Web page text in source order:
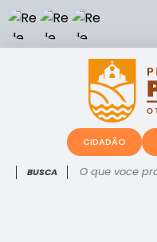
O que voce procura?
CIDADÃO